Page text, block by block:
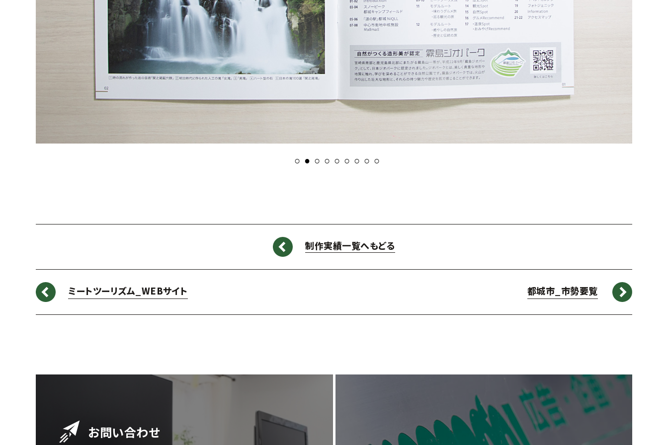
制作実績一覧へもどる
ミートツーリズム_WEBサイト 都城市_市勢要覧
お問い合わせ